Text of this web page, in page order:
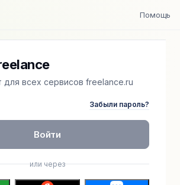
Помощь
для всех сервисов freelance.ru
Забыли пароль?
Войти
или через